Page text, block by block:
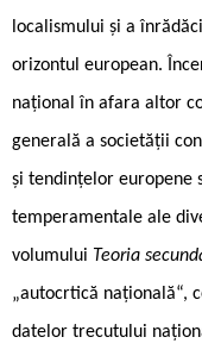
localismului și a
orizontul european.
național în afara altor
generală a societății
și tendințelor europene
temperamentale ale
volumului Teoria
„autocr­tică națională“,
datelor trecutului